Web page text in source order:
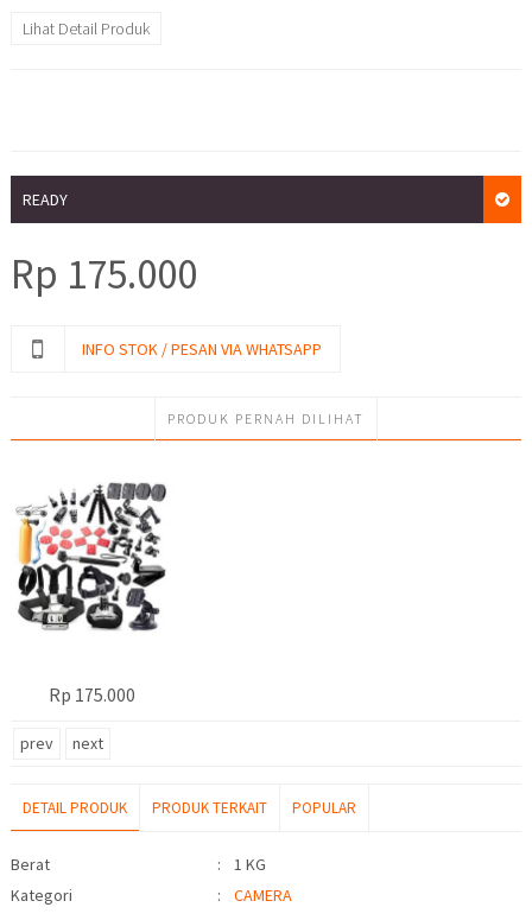
Lihat Detail Produk
READY
Rp 175.000
INFO STOK / PESAN VIA WHATSAPP
PRODUK PERNAH DILIHAT
Rp 175.000
prev next
DETAIL PRODUK PRODUK TERKAIT POPULAR
Detail Produk
Berat :
1 KG
Kategori
: CAMERA